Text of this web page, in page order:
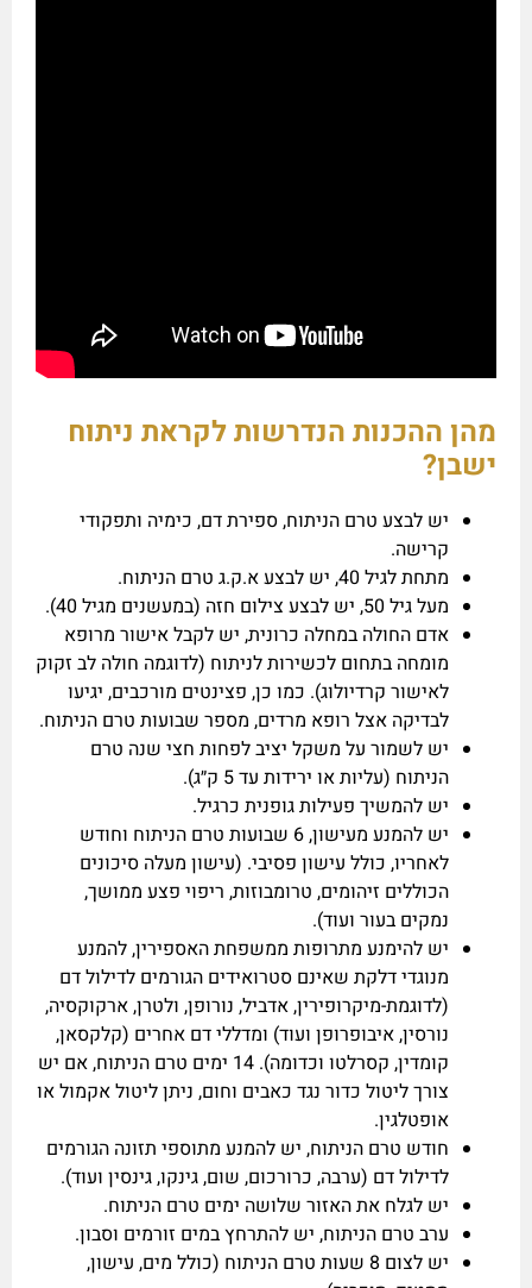
מהן ההכנות הנדרשות לקראת ניתוח
ישבן?
יש לבצע טרם הניתוח, ספירת דם, כימיה ותפקודי
קרישה.
מתחת לגיל 40, יש לבצע א.ק.ג טרם הניתוח.
מעל גיל 50, יש לבצע צילום חזה (במעשנים מגיל 40).
אדם החולה במחלה כרונית, יש לקבל אישור מרופא
מומחה בתחום לכשירות לניתוח (לדוגמה חולה לב זקוק
לאישור קרדיולוג). כמו כן, פצינטים מורכבים, יגיעו
לבדיקה אצל רופא מרדים, מספר שבועות טרם הניתוח.
יש לשמור על משקל יציב לפחות חצי שנה טרם
הניתוח (עליות או ירידות עד 5 ק״ג).
יש להמשיך פעילות גופנית כרגיל.
יש להמנע מעישון, 6 שבועות טרם הניתוח וחודש
לאחריו, כולל עישון פסיבי. (עישון מעלה סיכונים
הכוללים זיהומים, טרומבוזות, ריפוי פצע ממושך,
נמקים בעור ועוד).
יש להימנע מתרופות ממשפחת האספירין, להמנע
מנוגדי דלקת שאינם סטרואידים הגורמים לדילול דם
(לדוגמת-מיקרופירין, אדביל, נורופן, ולטרן, ארקוקסיה,
נורסין, איבופרופן ועוד) ומדללי דם אחרים (קלקסאן,
קומדין, קסרלטו וכדומה). 14 ימים טרם הניתוח, אם יש
צורך ליטול כדור נגד כאבים וחום, ניתן ליטול אקמול או
אופטלגין.
חודש טרם הניתוח, יש להמנע מתוספי תזונה הגורמים
לדילול דם (ערבה, כרורכום, שום, גינקו, גינסין ועוד).
יש לגלח את האזור שלושה ימים טרם הניתוח.
ערב טרם הניתוח, יש להתרחץ במים זורמים וסבון.
יש לצום 8 שעות טרם הניתוח (כולל מים, עישון,